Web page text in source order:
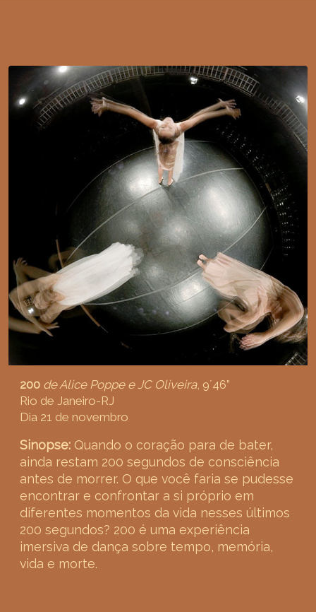
200 de Alice Poppe e JC Oliveira, 9´46”
Rio de Janeiro-RJ
Dia 21 de novembro
Sinopse: Quando o coração para de bater,
ainda restam 200 segundos de consciência
antes de morrer. O que você faria se pudesse
encontrar e confrontar a si próprio em
diferentes momentos da vida nesses últimos
200 segundos? 200 é uma experiência
imersiva de dança sobre tempo, memória,
vida e morte.